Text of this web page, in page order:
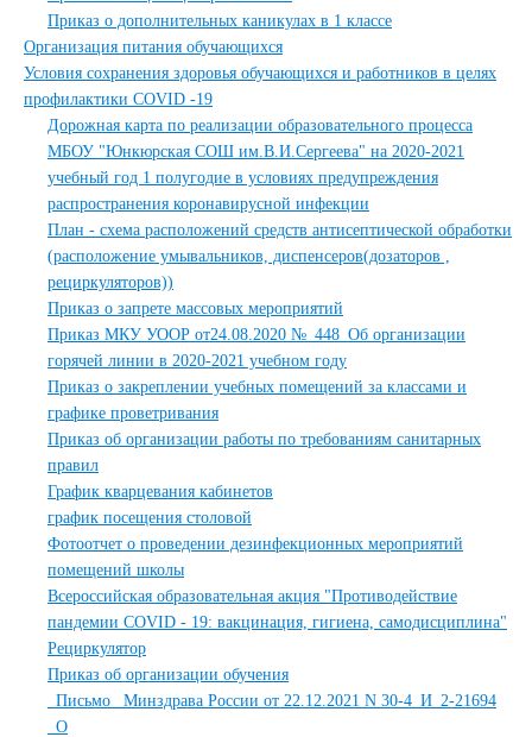
Приказ о дополнительных каникулах в 1 классе
Организация питания обучающихся
Условия сохранения здоровья обучающихся и работников в целях
профилактики COVID -19
Дорожная карта по реализации образовательного процесса
МБОУ "Юнкюрская СОШ им.В.И.Сергеева" на 2020-2021
учебный год 1 полугодие в условиях предупреждения
распространения коронавирусной инфекции
План - схема расположений средств антисептической обработки
(расположение умывальников, диспенсеров(дозаторов ,
рециркуляторов))
Приказ о запрете массовых мероприятий
Приказ МКУ УООР от24.08.2020 №_448_Об организации
горячей линии в 2020-2021 учебном году
Приказ о закреплении учебных помещений за классами и
графике проветривания
Приказ об организации работы по требованиям санитарных
правил
График кварцевания кабинетов
график посещения столовой
Фотоотчет о проведении дезинфекционных мероприятий
помещений школы
Всероссийская образовательная акция "Противодействие
пандемии COVID - 19: вакцинация, гигиена, самодисциплина"
Рециркулятор
Приказ об организации обучения
_Письмо_ Минздрава России от 22.12.2021 N 30-4_И_2-21694
_О